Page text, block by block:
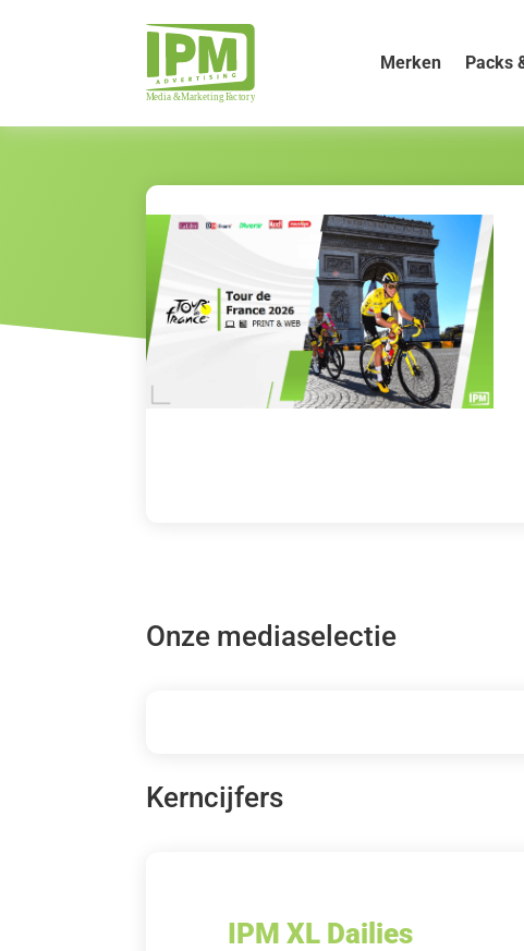
Merken Packs
Onze mediaselectie
Kerncijfers
IPM XL Dailies